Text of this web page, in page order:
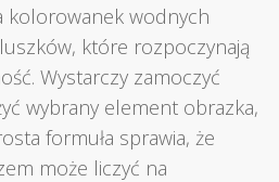
kolorowanek wodnych
które rozpoczynają
Wystarczy zamoczyć
wybrany element obrazka,
formuła sprawia, że
może liczyć na